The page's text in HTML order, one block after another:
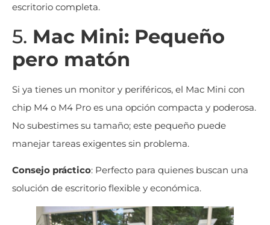
escritorio completa.
5. Mac Mini: Pequeño
pero matón
Si ya tienes un monitor y periféricos, el Mac Mini con
chip M4 o M4 Pro es una opción compacta y poderosa.
No subestimes su tamaño; este pequeño puede
manejar tareas exigentes sin problema.
Consejo práctico: Perfecto para quienes buscan una
solución de escritorio flexible y económica.